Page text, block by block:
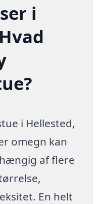
i
i Hellested,
omegn kan
af flere
En helt